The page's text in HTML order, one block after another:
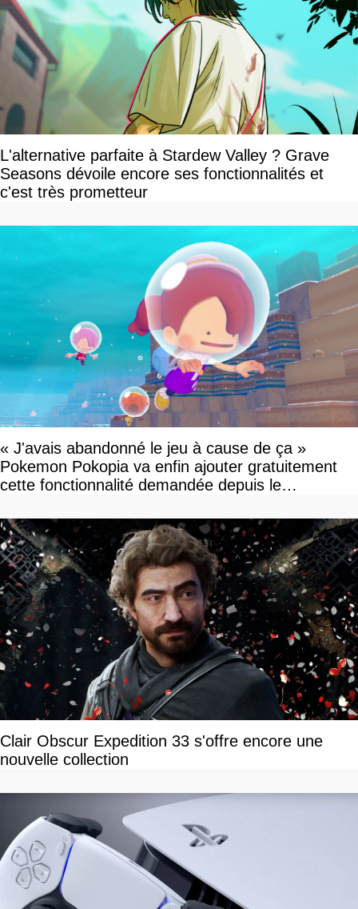
L'alternative parfaite à Stardew Valley ? Grave
Seasons dévoile encore ses fonctionnalités et
c'est très prometteur
« J'avais abandonné le jeu à cause de ça »
Pokemon Pokopia va enfin ajouter gratuitement
cette fonctionnalité demandée depuis le
Clair Obscur Expedition 33 s'offre encore une
nouvelle collection